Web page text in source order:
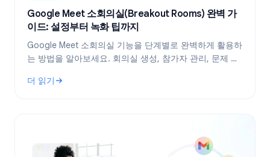
Google Meet 소회의실(Breakout Rooms) 완벽 가
이드: 설정부터 녹화 팁까지
Google Meet 소회의실 기능을 단계별로 완벽하게 활용하
는 방법을 알아보세요. 회의실 생성, 참가자 관리, 문제 해
을 담았습니다.
더 읽기
: Google Meet 소회의실(Breakout Rooms) 완벽 가이드: 설정